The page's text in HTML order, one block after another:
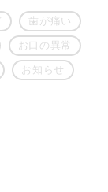
歯が痛い
お口の異常
お知らせ